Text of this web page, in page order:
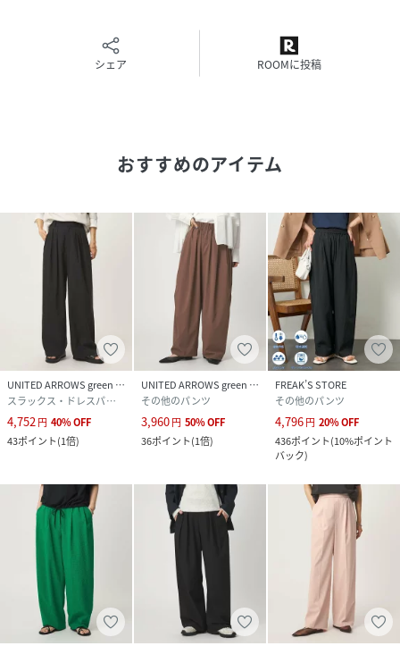
■コーディネート
コンパクトなトップスを合わせたメリハリのある着こなしが
・同素材のスラックスのご用意もございます。対象品番：
勤、#カジュアル
============================
裏地：なし
機能性：ストレッチ・UVカット
ケア方法：洗濯機洗い可
============================
＜atease(アットイーズ)＞
日常に溶け込む、毎日着たくなるデイリーウェアをテーマ
に、気軽にファッションを楽しみたい大人のためのラインナ
ップをご提案します。
※画像の商品はサンプルです。
※商品に「取り扱い上の注意書き」、「洗濯表示」がござい
ます場合は、使用前に必ずご確認ください。
※商品画像は、光の当たり具合やパソコンなどの閲覧環境に
より、実際の色味と異なって見える場合がございます。あら
かじめご了承ください。
※商品の色味の目安は、商品単体の画像をご参照ください。
シェア ROOMに投稿
おすすめのアイテム
UNITED ARROWS green label relaxing
スラックス・ドレスパンツ
4,752円 40%OFF
43ポイント(1倍)
UNITED ARROWS green label relaxing
その他のパンツ
3,960円 50%OFF
36ポイント(1倍)
FREAK’S STORE
その他のパンツ
4,796円 20%OFF
436ポイント(10%ポイント
バック)